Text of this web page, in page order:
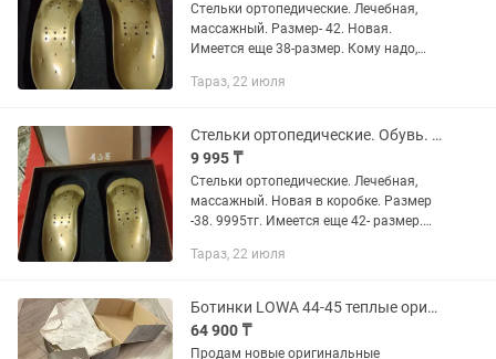
Стельки ортопедические. Лечебная,
массажный. Размер- 42. Новая.
Имеется еще 38-размер. Кому надо,
Тараз, 22 июля
Стельки ортопедические. Обувь. Одежда. Туфли
9 995 ₸
Стельки ортопедические. Лечебная,
массажный. Новая в коробке. Размер
-38. 9995тг. Имеется еще 42- размер.
Тараз, 22 июля
Ботинки LOWA 44-45 теплые оригинал с Goretex
64 900 ₸
Продам новые оригинальные